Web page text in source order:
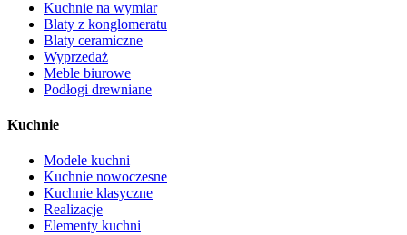
Kuchnie na wymiar
Blaty z konglomeratu
Blaty ceramiczne
Wyprzedaż
Meble biurowe
Podłogi drewniane
Kuchnie
Modele kuchni
Kuchnie nowoczesne
Kuchnie klasyczne
Realizacje
Elementy kuchni